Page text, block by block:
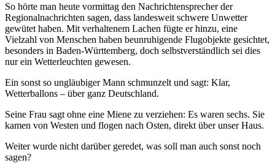
So hörte man heute vormittag den Nachrichtensprecher der
Regionalnachrichten sagen, dass landesweit schwere Unwetter
gewütet haben. Mit verhaltenem Lachen fügte er hinzu, eine
Vielzahl von Menschen haben beunruhigende Flugobjekte gesichtet,
besonders in Baden-Württemberg, doch selbstverständlich sei dies
nur ein Wetterleuchten gewesen.
Ein sonst so ungläubiger Mann schmunzelt und sagt: Klar,
Wetterballons – über ganz Deutschland.
Seine Frau sagt ohne eine Miene zu verziehen: Es waren sechs. Sie
kamen von Westen und flogen nach Osten, direkt über unser Haus.
Weiter wurde nicht darüber geredet, was soll man auch sonst noch
sagen?